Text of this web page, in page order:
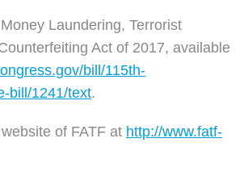
Laundering, Terrorist
Act of 2017, available
bill/115th-
bill/1241/text.
of FATF at http://www.fatf-